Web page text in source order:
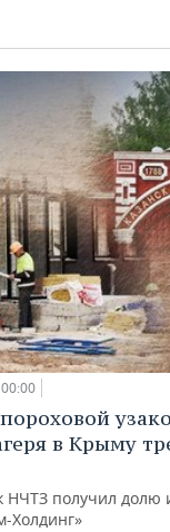
00:00
в Крыму
НЧТЗ получил долю
Холдинг»